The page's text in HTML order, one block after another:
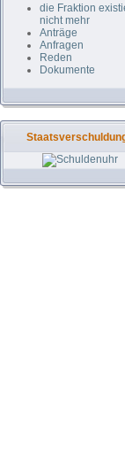
die Fraktion
nicht mehr
Anträge
Anfragen
Reden
Dokumente